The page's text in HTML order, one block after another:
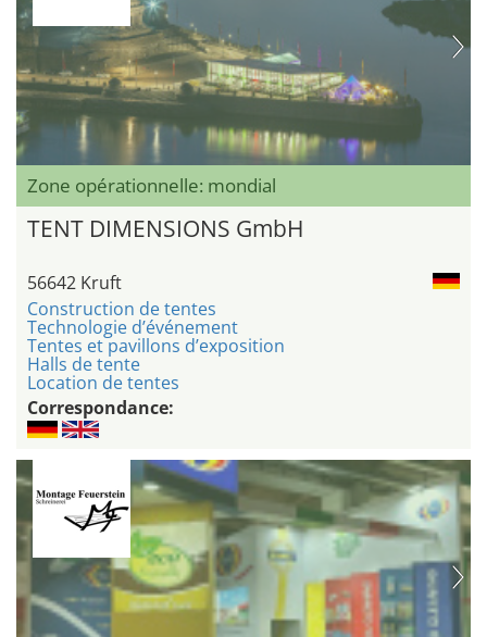
Zone opérationnelle: mondial
TENT DIMENSIONS GmbH
56642 Kruft
Construction de tentes
Technologie d’événement
Tentes et pavillons d’exposition
Halls de tente
Location de tentes
Correspondance: